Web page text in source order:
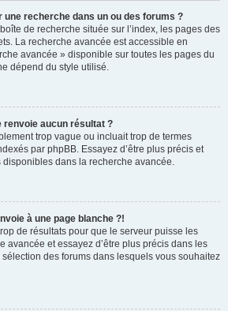
recherche dans un ou des forums ?
de recherche située sur l’index, les pages des
La recherche avancée est accessible en
avancée » disponible sur toutes les pages du
dépend du style utilisé.
renvoie aucun résultat ?
trop vague ou incluait trop de termes
par phpBB. Essayez d’être plus précis et
disponibles dans la recherche avancée.
à une page blanche ?!
de résultats pour que le serveur puisse les
avancée et essayez d’être plus précis dans les
des forums dans lesquels vous souhaitez